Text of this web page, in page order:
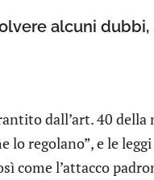
alcuni
dall’art. 40
lo regolano”, e le
come l’attacco